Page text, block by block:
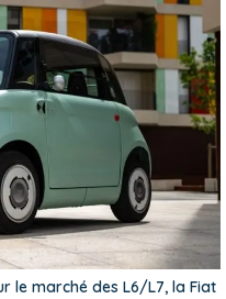
le marché des L6/L7, la Fiat